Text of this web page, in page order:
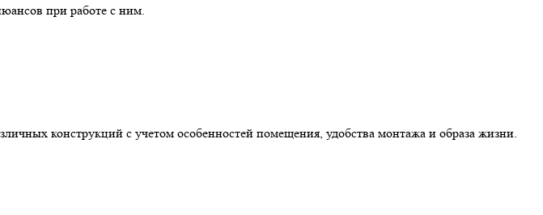
при работе с ним.
конструкций с учетом особенностей помещения, удобства монтажа и образа жизни.